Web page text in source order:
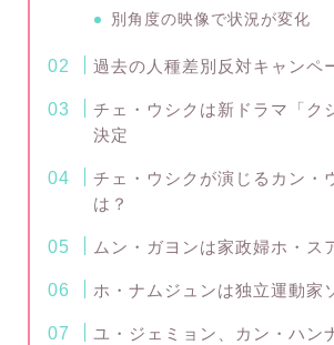
別角度の映像で状況が変化
過去の人種差別反対キャンペ
チェ・ウシクは新ドラマ「ク
決定
チェ・ウシクが演じるカン・
は？
ムン・ガヨンは家政婦ホ・ス
ホ・ナムジュンは独立運動家
ユ・ジェミョン、カン・ハン